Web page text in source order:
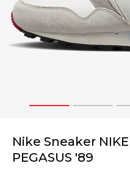
1 2
Nike Sneaker NIKE
PEGASUS '89